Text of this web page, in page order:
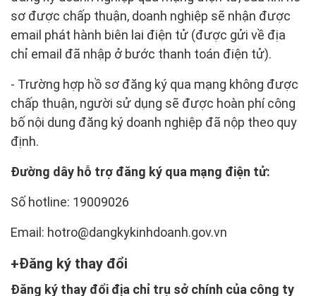
sơ được chấp thuận, doanh nghiệp sẽ nhận được
email phát hành biên lai điện tử (được gửi về địa
chỉ email đã nhập ở bước thanh toán điện tử).
- Trường hợp hồ sơ đăng ký qua mạng không được
chấp thuận, người sử dụng sẽ được hoàn phí công
bố nội dung đăng ký doanh nghiệp đã nộp theo quy
định.
Đường dây hỗ trợ đăng ký qua mạng điện tử:
Số hotline: 19009026
Email: hotro@dangkykinhdoanh.gov.vn
Đăng ký thay đổi
Đăng ký thay đổi địa chỉ trụ sở chính của công ty